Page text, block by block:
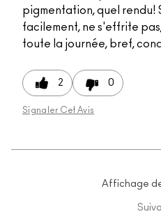
pigmentation, quel rendu!
facilement, ne s'effrite
toute la journée, bref,
2 0
Signaler Cet Avis
Affichage